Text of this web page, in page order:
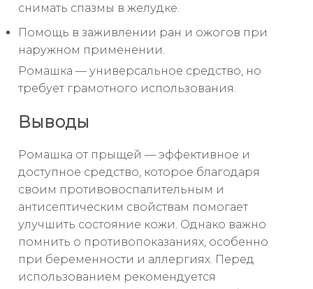
снимать спазмы в желудке.
Помощь в заживлении ран и ожогов при
наружном применении.
Ромашка — универсальное средство, но
требует грамотного использования.
Выводы
Ромашка от прыщей — эффективное и
доступное средство, которое благодаря
своим противовоспалительным и
антисептическим свойствам помогает
улучшить состояние кожи. Однако важно
помнить о противопоказаниях, особенно
при беременности и аллергиях. Перед
использованием рекомендуется